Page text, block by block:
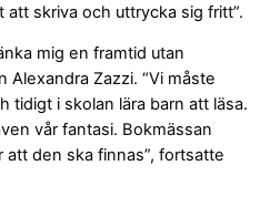
skriva och uttrycka sig fritt”.
mig en framtid utan
Alexandra Zazzi. “Vi måste
tidigt i skolan lära barn att läsa.
vår fantasi. Bokmässan
den ska finnas”, fortsatte